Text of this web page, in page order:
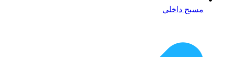
مسبح داخلي